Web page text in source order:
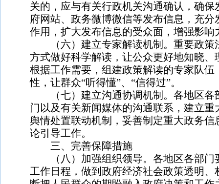
关的，应与有关行政机关沟通确认，确
府网站、政务微博微信等发布信息，充
作用，扩大发布信息的受众面，增强影响
（六）建立专家解读机制。重要政策
方式做好科学解读，让公众更好地知晓
根据工作需要，组建政策解读的专家队
性，让群众“听得懂”、“信得过”。
（七）建立沟通协调机制。各地区各
门以及有关新闻媒体的沟通联系，建立
舆情处置联动机制，妥善制定重大政务
论引导工作。
三、完善保障措施
（八）加强组织领导。各地区各部门
工作日程，做到政府经济社会政策透明